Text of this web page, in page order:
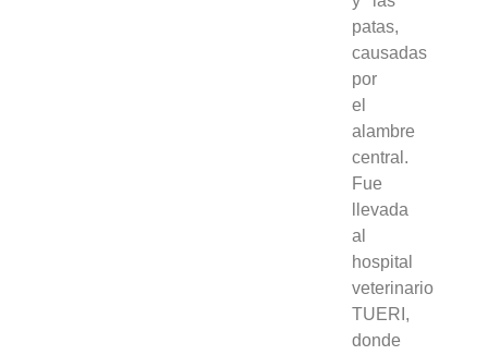
patas,
causadas
por
el
alambre
central.
Fue
llevada
al
hospital
veterinario
TUERI,
donde